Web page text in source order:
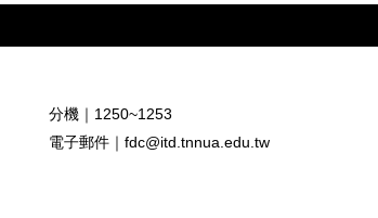
分機｜1250~1253
電子郵件｜ fdc@itd.tnnua.edu.tw